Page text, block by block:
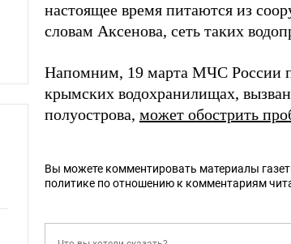
настоящее время питаются из
словам Аксенова, сеть таких
Напомним, 19 марта МЧС России
крымских водохранилищах,
полуострова, может обострить
Вы можете комментировать материалы
политике по отношению к комментариям